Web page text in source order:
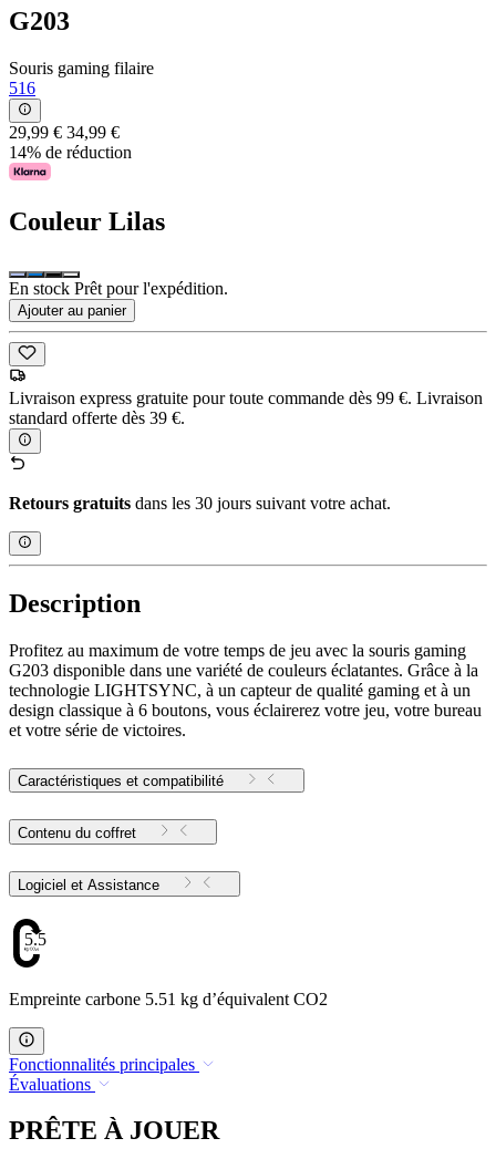
G203
Souris gaming filaire
516
29,99 € 34,99 €
14% de réduction
Couleur Lilas
En stock Prêt pour l'expédition.
Ajouter au panier
Livraison express gratuite pour toute commande dès 99 €. Livraison
standard offerte dès 39 €.
Retours gratuits dans les 30 jours suivant votre achat.
Description
Profitez au maximum de votre temps de jeu avec la souris gaming
G203 disponible dans une variété de couleurs éclatantes. Grâce à la
technologie LIGHTSYNC, à un capteur de qualité gaming et à un
design classique à 6 boutons, vous éclairerez votre jeu, votre bureau
et votre série de victoires.
Caractéristiques et compatibilité
Contenu du coffret
Logiciel et Assistance
5.51
Empreinte carbone 5.51 kg d’équivalent CO2
Fonctionnalités principales
Évaluations
PRÊTE À JOUER